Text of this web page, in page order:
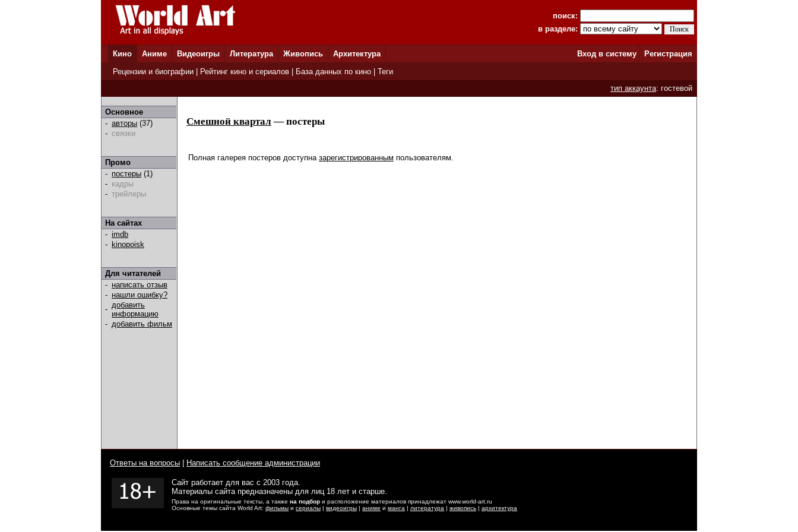
поиск:
в разделе:
Кино Аниме Видеоигры Литература Живопись Архитектура Вход в систему
Регистрация
Рецензии и биографии
Рейтинг кино и сериалов База данных по кино
Теги
тип аккаунта: гостевой
Основное
- авторы (37)
- связки
Промо
- постеры (1)
- кадры
- трейлеры
На сайтах
- imdb
- kinopoisk
Для читателей
- написать отзыв
- нашли ошибку?
- добавить
информацию
- добавить фильм
Смешной квартал — постеры
Полная галерея постеров доступна зарегистрированным пользователям.
Ответы на вопросы Написать сообщение администрации
Сайт работает для вас с 2003 года.
Материалы сайта предназначены для лиц 18 лет и старше.
Права на оригинальные тексты, а также на подбор и расположение материалов принадлежат www.world-art.ru
Основные темы сайта World Art: фильмы и сериалы | видеоигры | аниме и манга | литература | живопись | архитектура